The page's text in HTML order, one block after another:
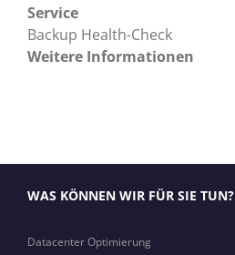
Service
Backup Health-Check
Weitere Informationen
WAS KÖNNEN WIR FÜR SIE TUN?
Datacenter Optimierung